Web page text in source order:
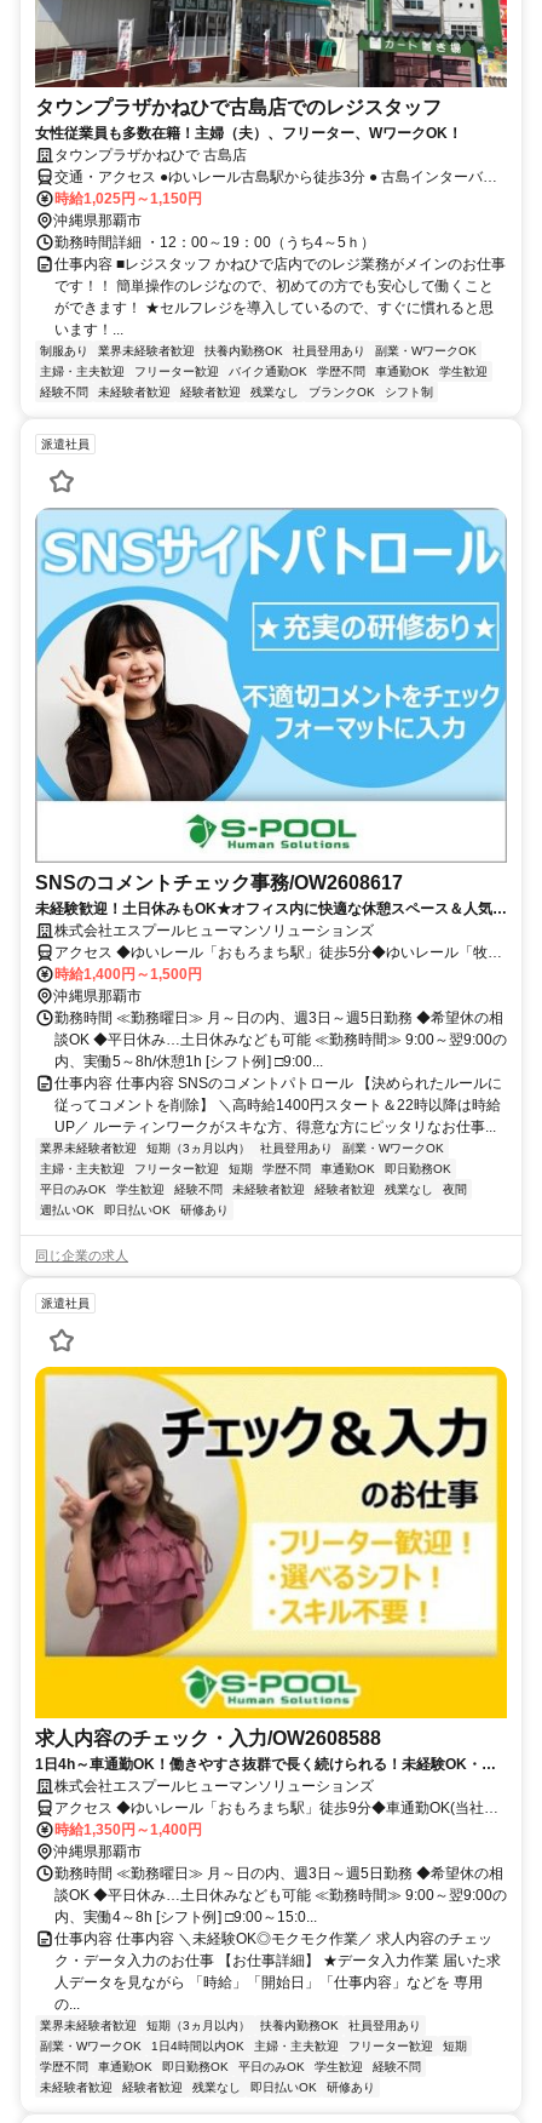
タウンプラザかねひで古島店でのレジスタッフ
女性従業員も多数在籍！主婦（夫）、フリーター、WワークOK！
タウンプラザかねひで 古島店
交通・アクセス ●ゆいレール古島駅から徒歩3分 ● 古島インターバス
停から徒歩約3分
時給1,025円～1,150円
沖縄県那覇市
勤務時間詳細 ・12：00～19：00（うち4～5ｈ）
仕事内容 ■レジスタッフ かねひで店内でのレジ業務がメインのお仕事
です！！ 簡単操作のレジなので、初めての方でも安心して働くこと
ができます！ ★セルフレジを導入しているので、すぐに慣れると思
います！...
制服あり 業界未経験者歓迎 扶養内勤務OK 社員登用あり
副業・WワークOK
主婦・主夫歓迎
フリーター歓迎 バイク通勤OK 学歴不問 車通勤OK
学生歓迎
経験不問
未経験者歓迎 経験者歓迎 残業なし ブランクOK シフト制
派遣社員
SNSのコメントチェック事務/OW2608617
未経験歓迎！土日休みもOK★オフィス内に快適な休憩スペース＆人気の
カフェ・コンビニや飲食店も近く周辺環境も充実♪
株式会社エスプールヒューマンソリューションズ
アクセス ◆ゆいレール「おもろまち駅」徒歩5分◆ゆいレール「牧志
駅」徒歩13分◆車通勤OK(当社規定有)/駐車場完備
時給1,400円～1,500円
沖縄県那覇市
勤務時間 ≪勤務曜日≫ 月～日の内、週3日～週5日勤務 ◆希望休の相
談OK ◆平日休み…土日休みなども可能 ≪勤務時間≫ 9:00～翌9:00の
内、実働5～8h/休憩1h [シフト例] □9:00...
仕事内容 仕事内容 SNSのコメントパトロール 【決められたルールに
従ってコメントを削除】 ＼高時給1400円スタート＆22時以降は時給
UP／ ルーティンワークがスキな方、得意な方にピッタリなお仕事...
業界未経験者歓迎 短期（3ヵ月以内） 社員登用あり
副業・WワークOK
主婦・主夫歓迎
フリーター歓迎 短期 学歴不問 車通勤OK
即日勤務OK
平日のみOK
学生歓迎 経験不問 未経験者歓迎 経験者歓迎 残業なし
夜間
週払いOK
即日払いOK 研修あり
同じ企業の求人
派遣社員
求人内容のチェック・入力/OW2608588
1日4h～車通勤OK！働きやすさ抜群で長く続けられる！未経験OK・求
人内容のチェック＆もくもく入力するダケ♪
株式会社エスプールヒューマンソリューションズ
アクセス ◆ゆいレール「おもろまち駅」徒歩9分◆車通勤OK(当社規
定有)/駐車場完備
時給1,350円～1,400円
沖縄県那覇市
勤務時間 ≪勤務曜日≫ 月～日の内、週3日～週5日勤務 ◆希望休の相
談OK ◆平日休み…土日休みなども可能 ≪勤務時間≫ 9:00～翌9:00の
内、実働4～8h [シフト例] □9:00～15:0...
仕事内容 仕事内容 ＼未経験OK◎モクモク作業／ 求人内容のチェッ
ク・データ入力のお仕事 【お仕事詳細】 ★データ入力作業 届いた求
人データを見ながら 「時給」「開始日」「仕事内容」などを 専用
の...
業界未経験者歓迎 短期（3ヵ月以内） 扶養内勤務OK
社員登用あり
副業・WワークOK
1日4時間以内OK 主婦・主夫歓迎 フリーター歓迎
短期
学歴不問
車通勤OK 即日勤務OK 平日のみOK 学生歓迎
経験不問
未経験者歓迎
経験者歓迎 残業なし 即日払いOK 研修あり